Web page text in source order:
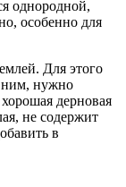
однородной,
особенно для
Для этого
ним, нужно
дерновая
не содержит
в